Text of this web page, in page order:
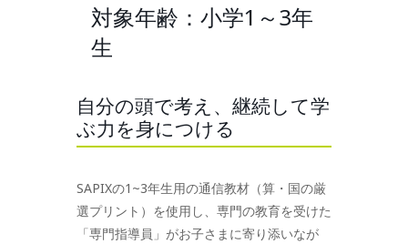
対象年齢：小学1～3年
生
自分の頭で考え、継続して学
ぶ力を身につける
SAPIXの1~3年生用の通信教材（算・国の厳
選プリント）を使用し、専門の教育を受けた
「専門指導員」がお子さまに寄り添いなが